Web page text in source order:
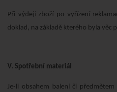
Při výdeji zboží po vyřízení
doklad, na základě kterého byla věc
V. Spotřební materiál
Je-li obsahem balení či